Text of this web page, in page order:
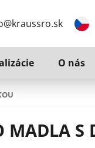
O nás
MADLA S